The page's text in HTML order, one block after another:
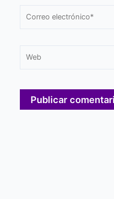
electrónico*